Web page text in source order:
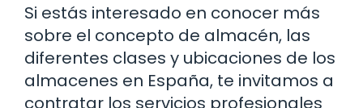
Si estás interesado en conocer más
sobre el concepto de almacén, las
diferentes clases y ubicaciones de los
almacenes en España, te invitamos a
contratar los servicios profesionales